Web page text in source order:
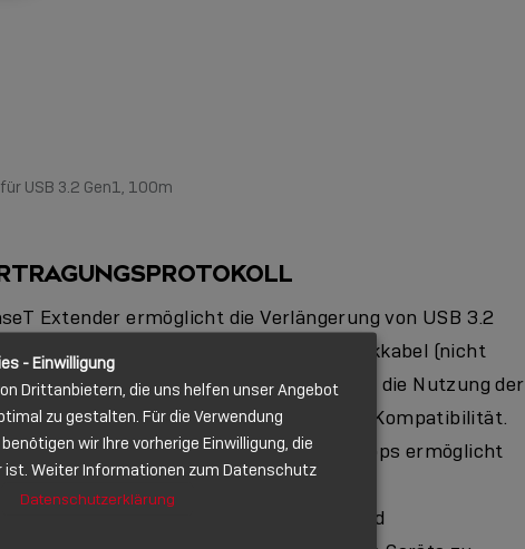
USB 3.2 Gen1, 100m
Extender ermöglicht die Verlängerung von USB 3.2
mit einem Standard Cat.6A-Netzwerkkabel (nicht
Cat.6-Kabel (nicht enthalten). Durch die Nutzung der
er robuste, professionelle Leistung und Kompatibilität.
Datenübertragungsraten von bis zu 5 Gbps ermöglicht
einschließlich
Videoaufnahmegeräten und
- Einwilligung
Drittanbietern, die uns helfen unser Angebot
zu gestalten. Für die Verwendung
wir Ihre vorherige Einwilligung, die
Weiter Informationen zum Datenschutz
Datenschutzerklärung